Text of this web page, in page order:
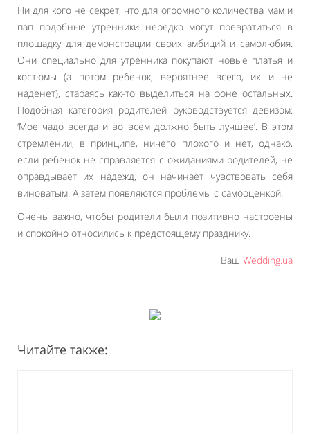
Ни для кого не секрет, что для огромного количества мам и
пап подобные утренники нередко могут превратиться в
площадку для демонстрации своих амбиций и самолюбия.
Они специально для утренника покупают новые платья и
костюмы (а потом ребенок, вероятнее всего, их и не
наденет), стараясь как-то выделиться на фоне остальных.
Подобная категория родителей руководствуется девизом:
‘Мое чадо всегда и во всем должно быть лучшее’. В этом
стремлении, в принципе, ничего плохого и нет, однако,
если ребенок не справляется с ожиданиями родителей, не
оправдывает их надежд, он начинает чувствовать себя
виноватым. А затем появляются проблемы с самооценкой.
Очень важно, чтобы родители были позитивно настроены
и спокойно относились к предстоящему празднику.
Ваш Wedding.ua
Читайте также: